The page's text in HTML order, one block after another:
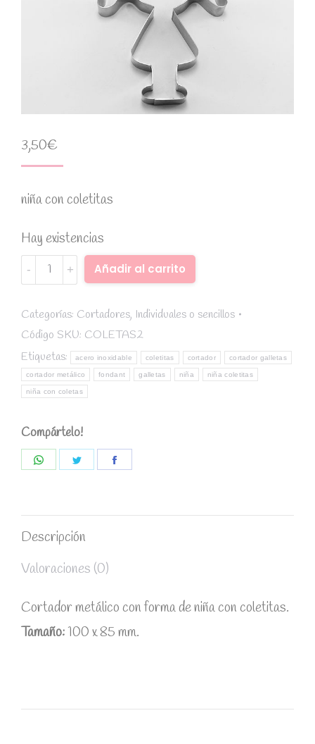
3,50€
niña con coletitas
Hay existencias
Cortador
de
inoxidable
niña
coletitas
quantity
Añadir al carrito
Categorías: Cortadores, Individuales o sencillos
Código SKU: COLETAS2
Etiquetas:
acero inoxidable coletitas cortador cortador galletas
cortador metálico fondant galletas niña niña coletitas
niña con coletas
Compártelo!
Descripción
Valoraciones (0)
Cortador metálico con forma de niña con coletitas.
Tamaño:100 x 85 mm.